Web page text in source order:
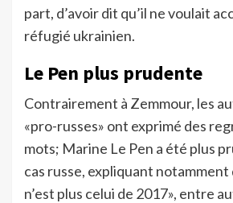
part, d’avoir dit qu’il ne voulait
réfugié ukrainien.
Le Pen plus prudente
Contrairement à Zemmour, les
«pro-russes» ont exprimé des
mots; Marine Le Pen a été plus
cas russe, expliquant notamment
n’est plus celui de 2017», entre